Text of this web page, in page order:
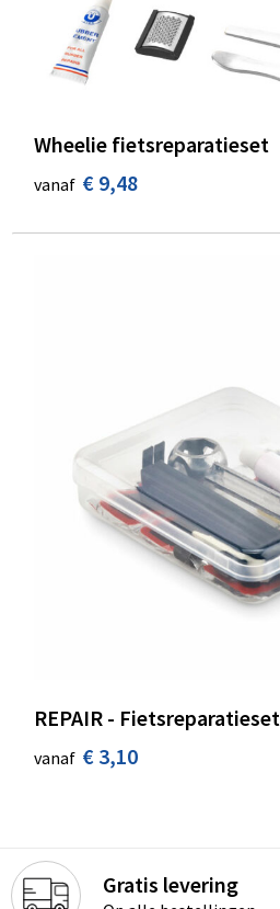
Wheelie fietsreparatieset
vanaf € 9,48
REPAIR - Fietsreparatieset
vanaf € 3,10
Gratis levering